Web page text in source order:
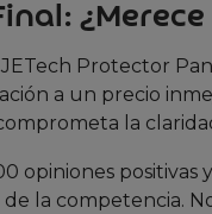
Protector
a un precio
la
opiniones
la competencia.